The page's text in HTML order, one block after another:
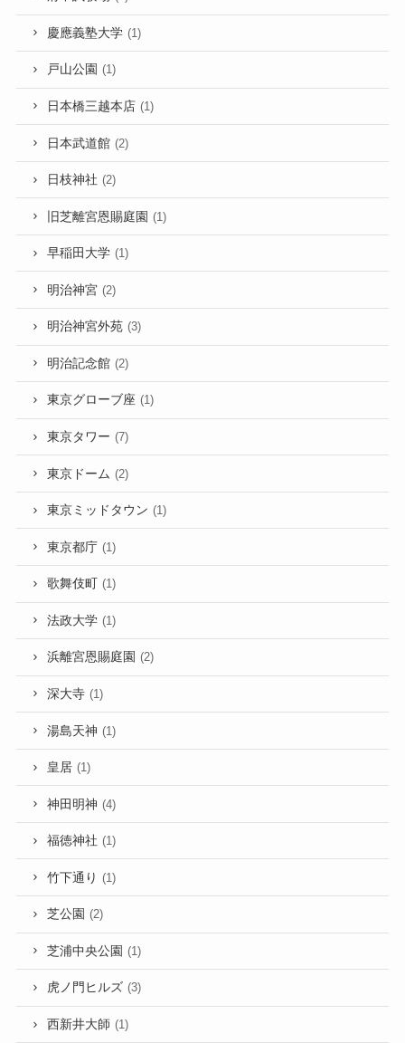
慶應義塾大学 (1)
戸山公園 (1)
日本橋三越本店 (1)
日本武道館 (2)
日枝神社 (2)
旧芝離宮恩賜庭園 (1)
早稲田大学 (1)
明治神宮 (2)
明治神宮外苑 (3)
明治記念館 (2)
東京グローブ座 (1)
東京タワー (7)
東京ドーム (2)
東京ミッドタウン (1)
東京都庁 (1)
歌舞伎町 (1)
法政大学 (1)
浜離宮恩賜庭園 (2)
深大寺 (1)
湯島天神 (1)
皇居 (1)
神田明神 (4)
福徳神社 (1)
竹下通り (1)
芝公園 (2)
芝浦中央公園 (1)
虎ノ門ヒルズ (3)
西新井大師 (1)